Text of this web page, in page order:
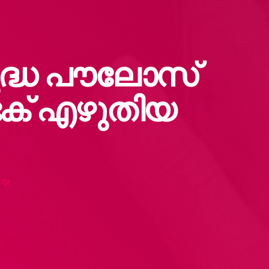
പൗലോസ്
എഴുതിയ